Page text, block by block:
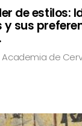
de estilos:
sus
de